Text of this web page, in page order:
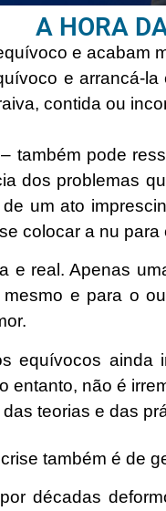
A HORA
e acabam
e arrancá-
contida ou
também pode
dos problemas
um ato
colocar a nu
e real. Apenas
e para o
equívocos ainda
entanto, não é
teorias e das
também é de
décadas